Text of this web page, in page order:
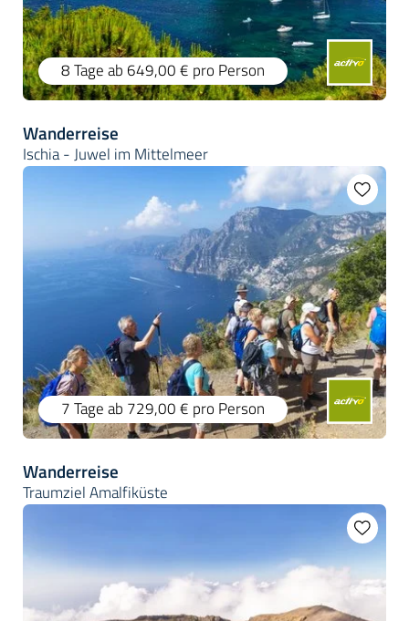
8 Tageab 649,00 € pro Person
Wanderreise
Ischia - Juwel im Mittelmeer
7 Tageab 729,00 € pro Person
Wanderreise
Traumziel Amalfiküste